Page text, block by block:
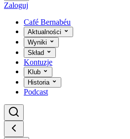
Zaloguj
Café Bernabéu
Aktualności
Wyniki
Skład
Kontuzje
Klub
Historia
Podcast